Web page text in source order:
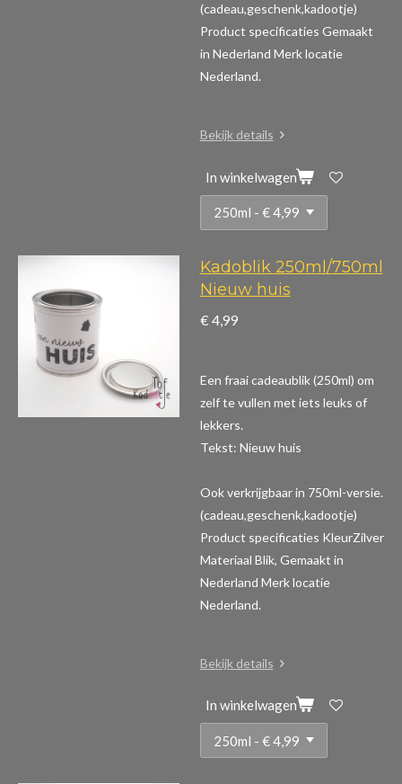
(cadeau,geschenk,kadootje)
Product specificaties Gemaakt
in Nederland Merk locatie
Nederland.
Bekijk details
In winkelwagen
Kadoblik 250ml/750ml
Nieuw huis
€ 4,99
Een fraai cadeaublik (250ml) om
zelf te vullen met iets leuks of
lekkers.
Tekst: Nieuw huis
Ook verkrijgbaar in 750ml-versie.
(cadeau,geschenk,kadootje)
Product specificaties KleurZilver
Materiaal Blik, Gemaakt in
Nederland Merk locatie
Nederland.
Bekijk details
In winkelwagen